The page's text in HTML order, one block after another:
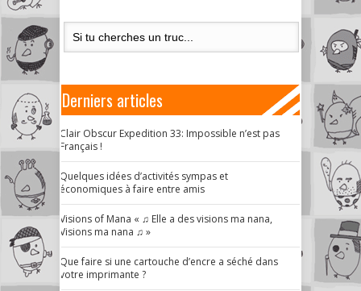
Derniers articles
Clair Obscur Expedition 33: Impossible n’est pas
Français !
Quelques idées d’activités sympas et
économiques à faire entre amis
Visions of Mana « ♫ Elle a des visions ma nana,
Visions ma nana ♫ »
Que faire si une cartouche d’encre a séché dans
votre imprimante ?